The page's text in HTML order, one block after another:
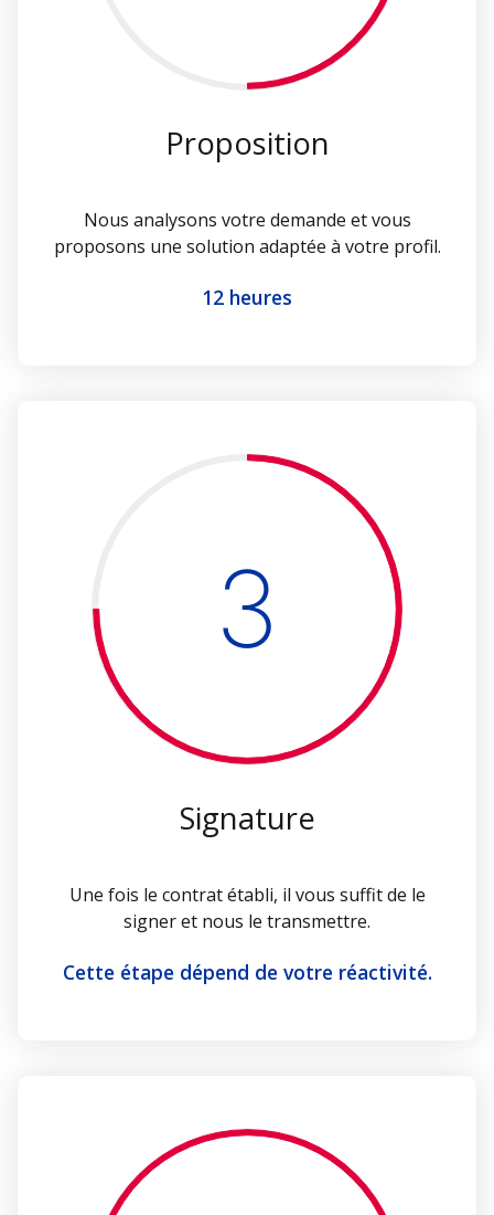
Proposition
Nous analysons votre demande et vous
proposons une solution adaptée à votre profil.
12 heures
3
Signature
Une fois le contrat établi, il vous suffit de le
signer et nous le transmettre.
Cette étape dépend de votre réactivité.